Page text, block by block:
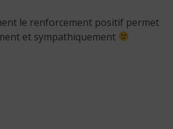
le renforcement positif permet
et sympathiquement